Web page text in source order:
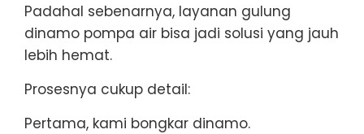
Padahal sebenarnya, layanan gulung
dinamo pompa air bisa jadi solusi yang jauh
lebih hemat.
Prosesnya cukup detail:
Pertama, kami bongkar dinamo.